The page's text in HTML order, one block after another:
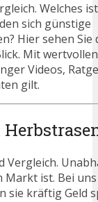
Welches
sich günstige
Hier sehen Sie
Mit
Videos,
gilt.
Markt ist. Bei
sie kräftig Geld